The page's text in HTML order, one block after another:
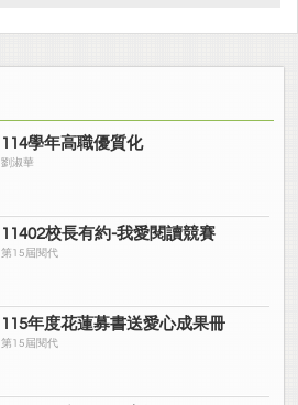
114學年高職優質化
劉淑華
11402校長有約-我愛閱讀競賽
第15屆閱代
115年度花蓮募書送愛心成果冊
第15屆閱代